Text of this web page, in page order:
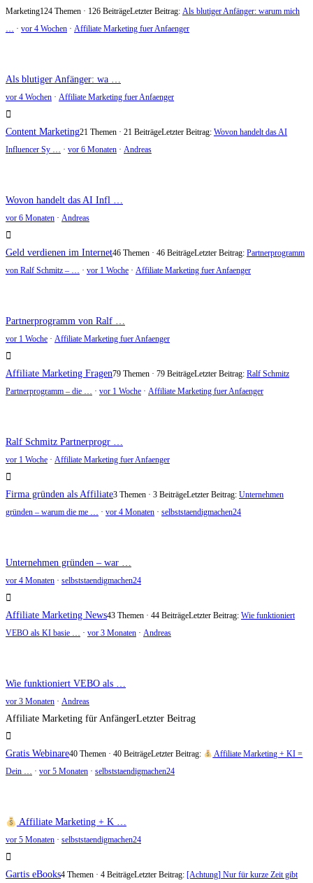
Marketing124 Themen · 126 BeiträgeLetzter Beitrag: Als blutiger Anfänger: warum mich
… · vor 4 Wochen · Affiliate Marketing fuer Anfaenger
Als blutiger Anfänger: wa …
vor 4 Wochen · Affiliate Marketing fuer Anfaenger
Content Marketing21 Themen · 21 BeiträgeLetzter Beitrag: Wovon handelt das AI
Influencer Sy … · vor 6 Monaten · Andreas
Wovon handelt das AI Infl …
vor 6 Monaten · Andreas
Geld verdienen im Internet46 Themen · 46 BeiträgeLetzter Beitrag: Partnerprogramm
von Ralf Schmitz – … · vor 1 Woche · Affiliate Marketing fuer Anfaenger
Partnerprogramm von Ralf …
vor 1 Woche · Affiliate Marketing fuer Anfaenger
Affiliate Marketing Fragen79 Themen · 79 BeiträgeLetzter Beitrag: Ralf Schmitz
Partnerprogramm – die … · vor 1 Woche · Affiliate Marketing fuer Anfaenger
Ralf Schmitz Partnerprogr …
vor 1 Woche · Affiliate Marketing fuer Anfaenger
Firma gründen als Affiliate3 Themen · 3 BeiträgeLetzter Beitrag: Unternehmen
gründen – warum die me … · vor 4 Monaten · selbststaendigmachen24
Unternehmen gründen – war …
vor 4 Monaten · selbststaendigmachen24
Affiliate Marketing News43 Themen · 44 BeiträgeLetzter Beitrag: Wie funktioniert
VEBO als KI basie … · vor 3 Monaten · Andreas
Wie funktioniert VEBO als …
vor 3 Monaten · Andreas
Affiliate Marketing für AnfängerLetzter Beitrag
Gratis Webinare40 Themen · 40 BeiträgeLetzter Beitrag:
Affiliate Marketing + KI =
Dein … · vor 5 Monaten · selbststaendigmachen24
Affiliate Marketing + K …
vor 5 Monaten · selbststaendigmachen24
Gartis eBooks4 Themen · 4 BeiträgeLetzter Beitrag: [Achtung] Nur für kurze Zeit gibt